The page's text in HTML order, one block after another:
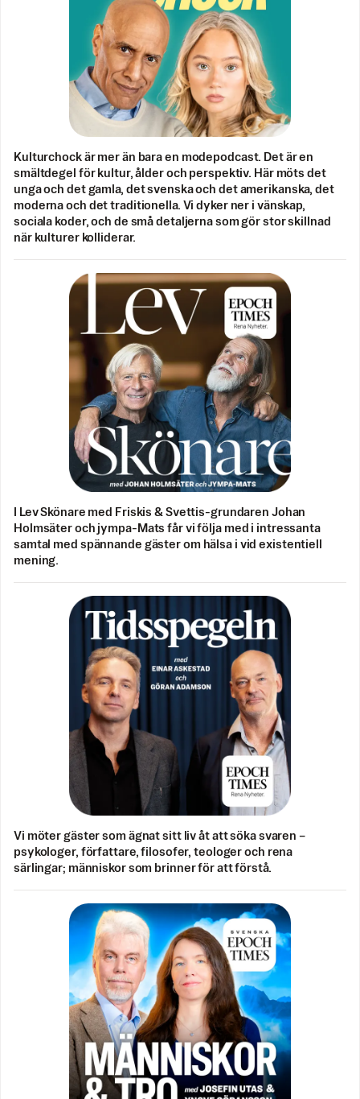
Kulturchock är mer än bara en modepodcast. Det är en
smältdegel för kultur, ålder och perspektiv. Här möts det
unga och det gamla, det svenska och det amerikanska, det
moderna och det traditionella. Vi dyker ner i vänskap,
sociala koder, och de små detaljerna som gör stor skillnad
när kulturer kolliderar.
I Lev Skönare med Friskis & Svettis-grundaren Johan
Holmsäter och jympa-Mats får vi följa med i intressanta
samtal med spännande gäster om hälsa i vid existentiell
mening.
Vi möter gäster som ägnat sitt liv åt att söka svaren –
psykologer, författare, filosofer, teologer och rena
särlingar; människor som brinner för att förstå.